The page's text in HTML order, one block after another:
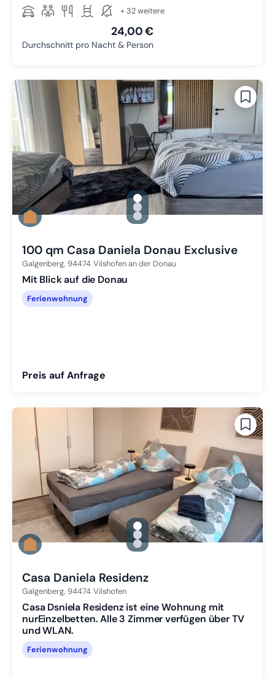
+ 32 weitere
24,00 €
Durchschnitt pro Nacht & Person
gallery.slide_selector
Zu Slide 1 wechseln
Zu Slide 2 wechseln
Zu Slide 3 wechseln
100 qm Casa Daniela Donau Exclusive
Galgenberg, 94474 Vilshofen an der Donau
Mit Blick auf die Donau
Ferienwohnung
Preis auf Anfrage
gallery.slide_selector
Zu Slide 1 wechseln
Zu Slide 2 wechseln
Zu Slide 3 wechseln
Casa Daniela Residenz
Galgenberg, 94474 Vilshofen
Casa Dsniela Residenz ist eine Wohnung mit
nurEinzelbetten. Alle 3 Zimmer verfügen über TV
und WLAN.
Ferienwohnung